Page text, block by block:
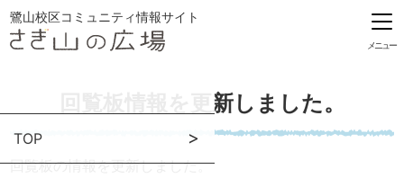
鷺山校区コミュニティ情報サイト
メニュー
TOP
回覧板情報を更新しました。
回覧板の情報を更新しました。